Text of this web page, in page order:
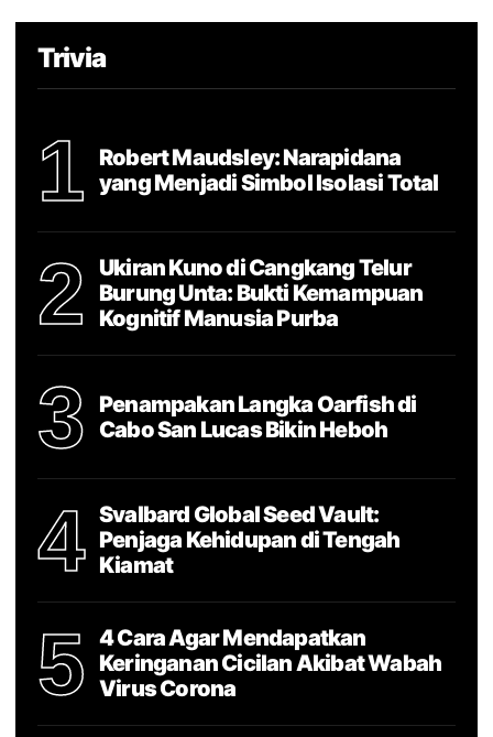
Trivia
1
Robert Maudsley: Narapidana
yang Menjadi Simbol Isolasi Total
2
Ukiran Kuno di Cangkang Telur
Burung Unta: Bukti Kemampuan
Kognitif Manusia Purba
3
Penampakan Langka Oarfish di
Cabo San Lucas Bikin Heboh
4
Svalbard Global Seed Vault:
Penjaga Kehidupan di Tengah
Kiamat
5
4 Cara Agar Mendapatkan
Keringanan Cicilan Akibat Wabah
Virus Corona